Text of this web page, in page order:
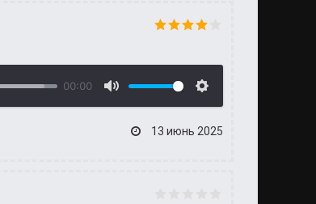
00:00
13 июнь 2025